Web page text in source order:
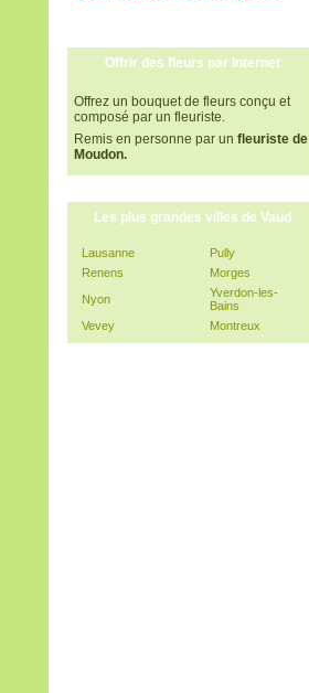
Offrir des fleurs par Internet
Offrez un bouquet de fleurs conçu et
composé par un fleuriste.
Remis en personne par un fleuriste de
Moudon.
Les plus grandes villes de Vaud
Lausanne
Pully
Renens
Morges
Nyon
Yverdon-les-
Bains
Vevey
Montreux